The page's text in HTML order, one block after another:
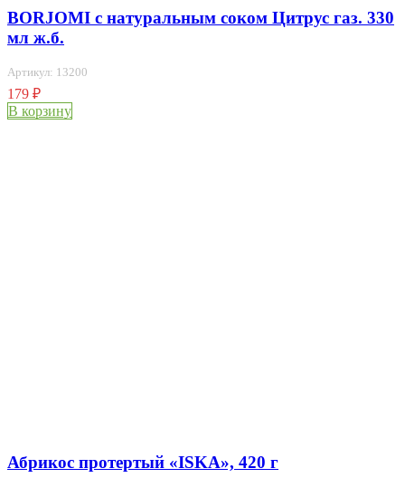
BORJOMI с натуральным соком Цитрус газ. 330
мл ж.б.
Артикул: 13200
179 ₽
В корзину
Абрикос протертый «ISKA», 420 г